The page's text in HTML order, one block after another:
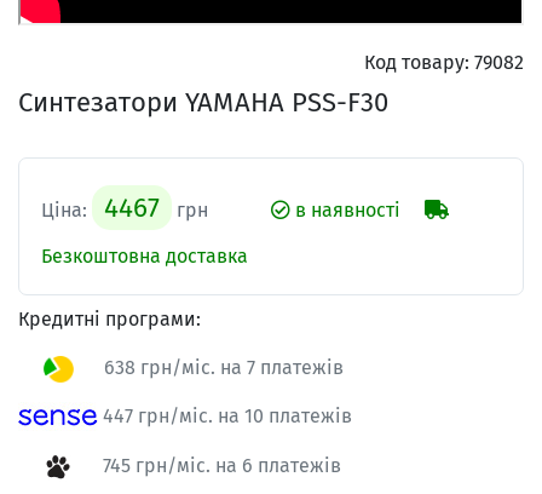
Код товару: 79082
Синтезатори YAMAHA PSS-F30
Ціна: 4467 грн
в наявності
Безкоштовна доставка
Кредитні програми:
638 грн/міс. на 7 платежів
447 грн/міс. на 10 платежів
745 грн/міс. на 6 платежів